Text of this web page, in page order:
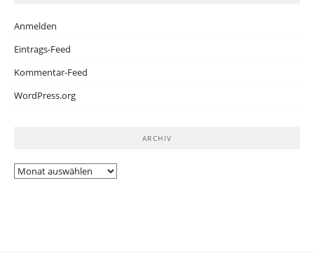
Anmelden
Eintrags-Feed
Kommentar-Feed
WordPress.org
ARCHIV
Archiv